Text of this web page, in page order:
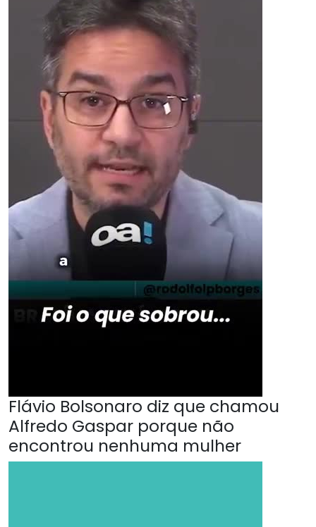
Flávio Bolsonaro diz que chamou
Alfredo Gaspar porque não
encontrou nenhuma mulher